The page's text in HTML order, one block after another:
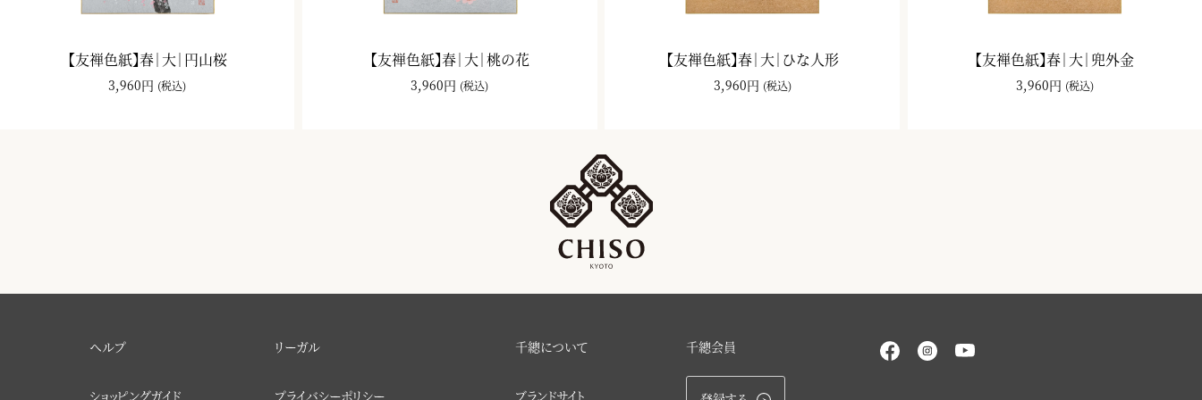
【友禅色紙】春｜大｜円山桜
3,960円 (税込)
【友禅色紙】春｜大｜桃の花
3,960円 (税込)
【友禅色紙】春｜大｜ひな人形
3,960円 (税込)
【友禅色紙】春｜大｜兜外金
3,960円 (税込)
ヘルプ
ショッピングガイド
リーガル
プライバシーポリシー
千總について
ブランドサイト
千總会員